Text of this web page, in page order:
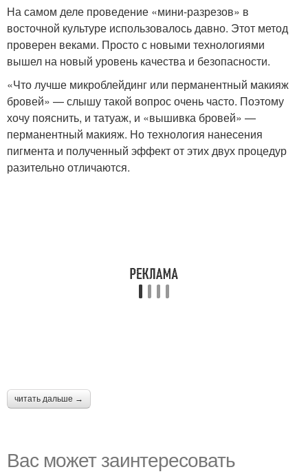
На самом деле проведение «мини-разрезов» в
восточной культуре использовалось давно. Этот метод
проверен веками. Просто с новыми технологиями
вышел на новый уровень качества и безопасности.
«Что лучше микроблейдинг или перманентный макияж
бровей» — слышу такой вопрос очень часто. Поэтому
хочу пояснить, и татуаж, и «вышивка бровей» —
перманентный макияж. Но технология нанесения
пигмента и полученный эффект от этих двух процедур
разительно отличаются.
читать дальше →
Вас может заинтересовать